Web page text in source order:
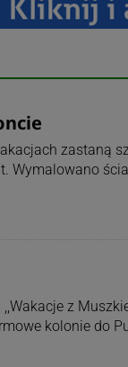
zastaną
Wymalowano
z
kolonie do